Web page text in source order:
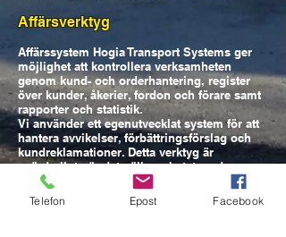
Affärsverktyg
Affärssystem Hogia Transport Systems ger
möjlighet att kontrollera verksamheten
genom kund- och orderhantering, register
över kunder, åkerier, fordon och förare samt
rapporter och statistik.
Vi använder ett egenutvecklat system för att
hantera avvikelser, förbättringsförslag och
kundreklamationer. Detta verktyg är
ovärderligt när det gäller arbetet med
ständiga förbättringar i verksamheten.
Utbildning
Telefon Epost Facebook